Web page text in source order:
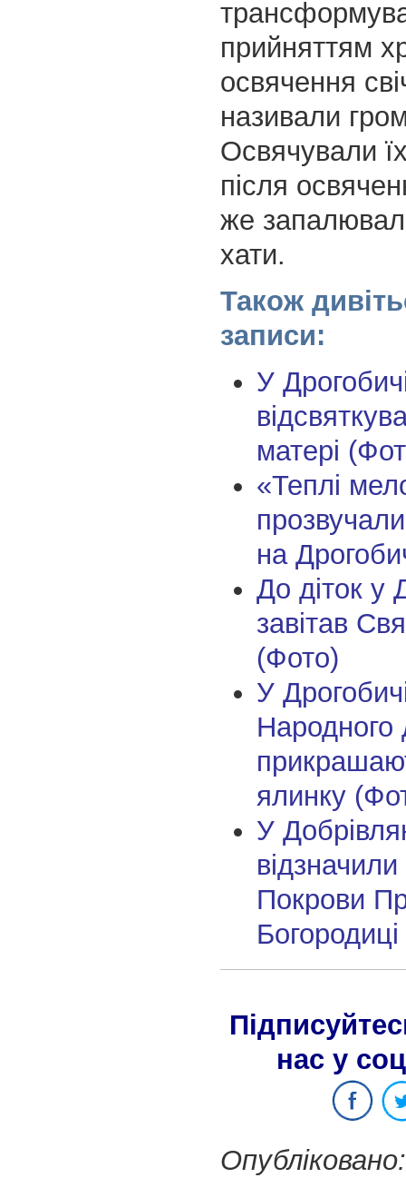
прийняттям
освячення
називали
Освячували
після
же
хати.
Також
записи:
У
матері
«Теплі
на
До діток у
завітав
(Фото)
У
Народного
ялинку
У
Покрови
нас у
Опубліковано: